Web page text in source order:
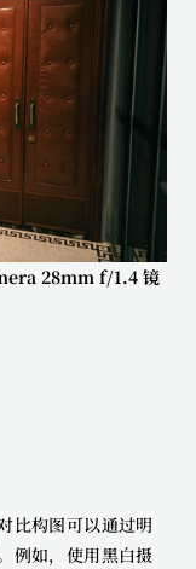
28mm f/1.4 镜
比构图可以通过明
例如，使用黑白摄